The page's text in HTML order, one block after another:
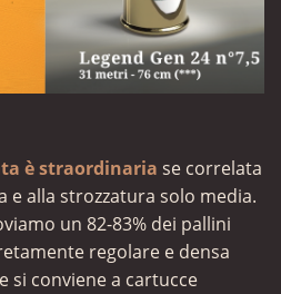
è straordinaria se correlata
e alla strozzatura solo media.
un 82-83% dei pallini
regolare e densa
si conviene a cartucce